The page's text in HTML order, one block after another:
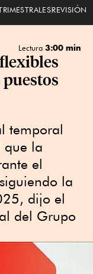
REVISIÓN
Lectura 3:00 min
temporal
que ⁠la
el
la
dijo el
‌del Grupo